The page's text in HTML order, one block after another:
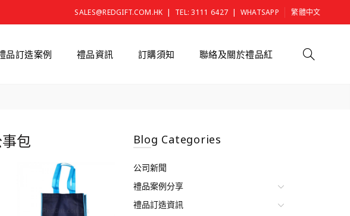
SALES@REDGIFT.COM.HK | TEL: 3111 6427 | WHATSAPP 繁體中文
品訂造案例 禮品資訊 訂購須知 聯絡及關於禮品紅
包 Blog Categories
公司新聞
禮品案例分享
禮品訂造資訊